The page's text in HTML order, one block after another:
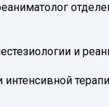
и
интенсивной